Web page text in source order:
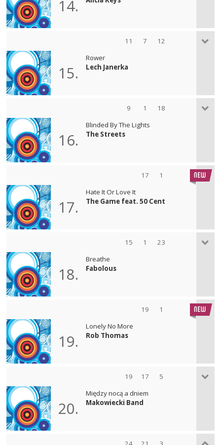
14.
11 7 12
15.
Rower
Lech Janerka
9 1 18
16.
Blinded By The Lights
The Streets
17 1
17.
Hate It Or Love It
The Game feat. 50 Cent
15 1 23
18.
Breathe
Fabolous
19 1
19.
Lonely No More
Rob Thomas
19 17 5
20.
Między nocą a dniem
Makowiecki Band